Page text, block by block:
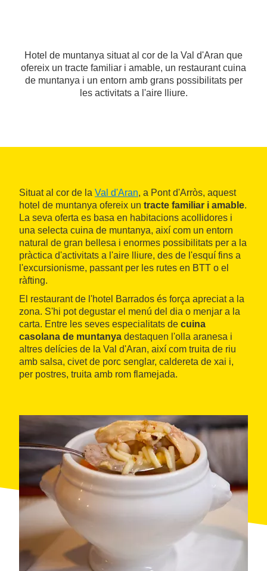
Hotel de muntanya situat al cor de la Val d'Aran que
ofereix un tracte familiar i amable, un restaurant cuina
de muntanya i un entorn amb grans possibilitats per
les activitats a l'aire lliure.
Situat al cor de la Val d'Aran, a Pont d'Arròs, aquest
hotel de muntanya ofereix un tracte familiar i amable.
La seva oferta es basa en habitacions acollidores i
una selecta cuina de muntanya, així com un entorn
natural de gran bellesa i enormes possibilitats per a la
pràctica d'activitats a l'aire lliure, des de l'esquí fins a
l'excursionisme, passant per les rutes en BTT o el
ràfting.
El restaurant de l'hotel Barrados és força apreciat a la
zona. S'hi pot degustar el menú del dia o menjar a la
carta. Entre les seves especialitats de cuina
casolana de muntanya destaquen l'olla aranesa i
altres delícies de la Val d'Aran, així com truita de riu
amb salsa, civet de porc senglar, caldereta de xai i,
per postres, truita amb rom flamejada.